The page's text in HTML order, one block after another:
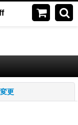
更